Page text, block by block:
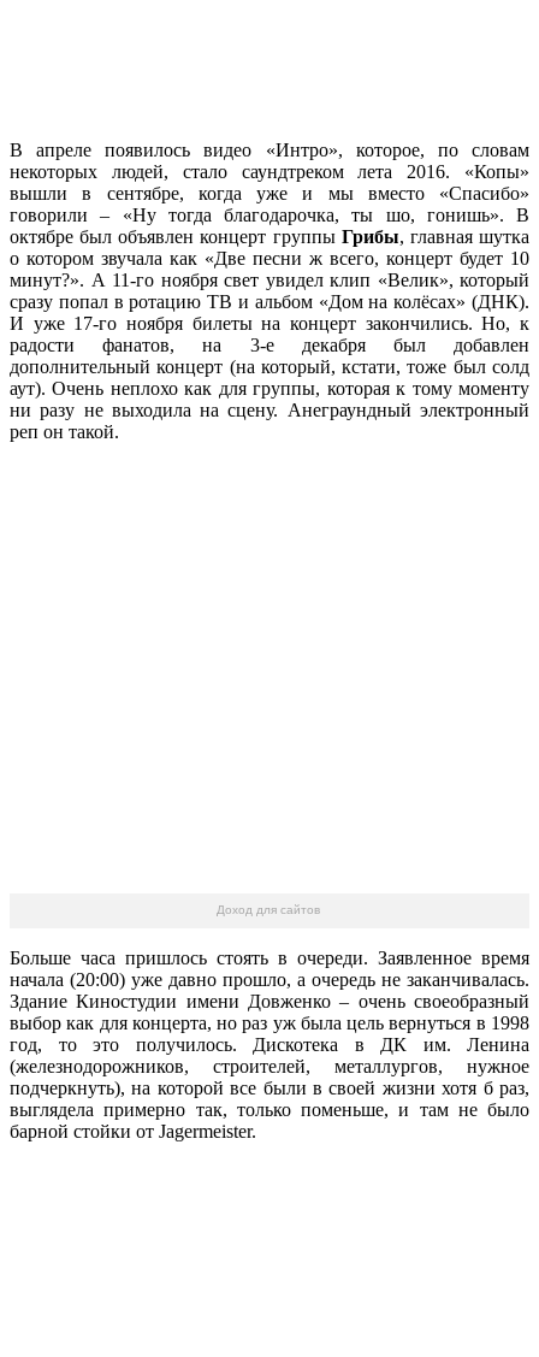
В апреле появилось видео «Интро», которое, по словам
некоторых людей, стало саундтреком лета 2016. «Копы»
вышли в сентябре, когда уже и мы вместо «Спасибо»
говорили – «Ну тогда благодарочка, ты шо, гонишь». В
октябре был объявлен концерт группы Грибы, главная шутка
о котором звучала как «Две песни ж всего, концерт будет 10
минут?». А 11-го ноября свет увидел клип «Велик», который
сразу попал в ротацию ТВ и альбом «Дом на колёсах» (ДНК).
И уже 17-го ноября билеты на концерт закончились. Но, к
радости фанатов, на 3-е декабря был добавлен
дополнительный концерт (на который, кстати, тоже был солд
аут). Очень неплохо как для группы, которая к тому моменту
ни разу не выходила на сцену. Анеграундный электронный
реп он такой.
Доход для сайтов
Больше часа пришлось стоять в очереди. Заявленное время
начала (20:00) уже давно прошло, а очередь не заканчивалась.
Здание Киностудии имени Довженко – очень своеобразный
выбор как для концерта, но раз уж была цель вернуться в 1998
год, то это получилось. Дискотека в ДК им. Ленина
(железнодорожников, строителей, металлургов, нужное
подчеркнуть), на которой все были в своей жизни хотя б раз,
выглядела примерно так, только поменьше, и там не было
барной стойки от Jagermeister.